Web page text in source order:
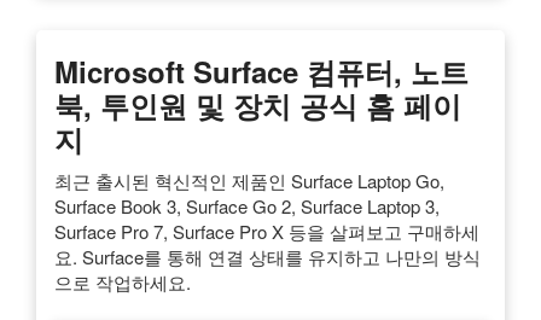
Microsoft Surface 컴퓨터, 노트
북, 투인원 및 장치 공식 홈 페이
지
최근 출시된 혁신적인 제품인 Surface Laptop Go,
Surface Book 3, Surface Go 2, Surface Laptop 3,
Surface Pro 7, Surface Pro X 등을 살펴보고 구매하세
요. Surface를 통해 연결 상태를 유지하고 나만의 방식
으로 작업하세요.